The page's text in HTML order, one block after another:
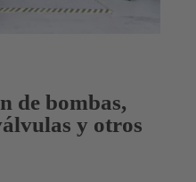
de bombas,
y otros